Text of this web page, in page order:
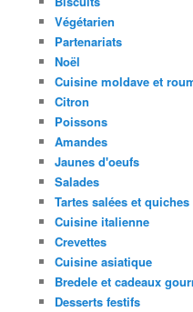
Végétarien
Partenariats
Noël
Cuisine moldave et
Citron
Poissons
Amandes
Jaunes d'oeufs
Salades
Tartes salées et quiches
Cuisine italienne
Crevettes
Cuisine asiatique
Bredele et cadeaux
Desserts festifs